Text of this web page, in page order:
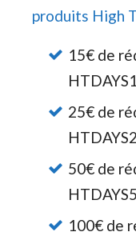
produits High
15€ de
25€ de
50€ de
100€ de